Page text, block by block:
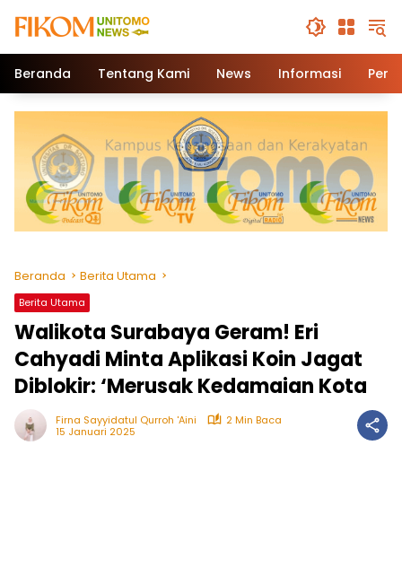
Beranda Tentang Kami News Informasi
Beranda Berita Utama
Berita Utama
Walikota Surabaya Geram! Eri
Cahyadi Minta Aplikasi Koin Jagat
Diblokir: ‘Merusak Kedamaian Kota
Firna Sayyidatul Qurroh 'Aini
2 Min Baca
15 Januari 2025